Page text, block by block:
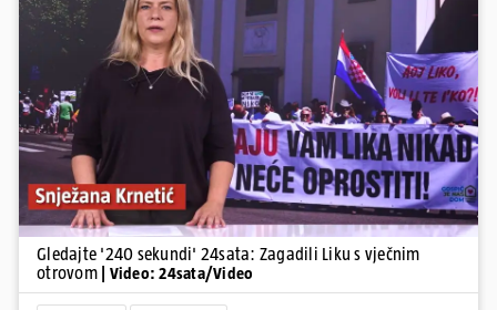
Pokretanje videa...
Gledajte '240 sekundi' 24sata: Zagadili Liku s vječnim
otrovom
| Video: 24sata/Video